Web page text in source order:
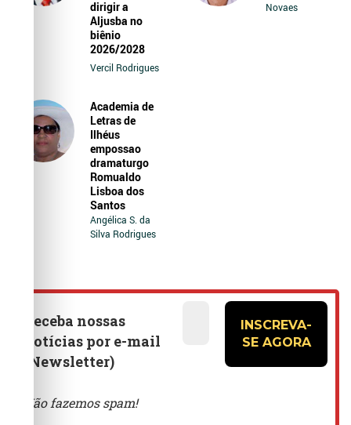
dirigir a
Aljusba no
biênio
2026/2028
Vercil Rodrigues
Novaes
Academia de
Letras de
Ilhéus
empossao
dramaturgo
Romualdo
Lisboa dos
Santos
Angélica S. da
Silva Rodrigues